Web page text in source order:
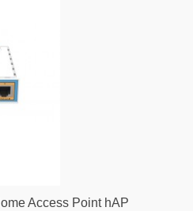
Access Point hAP